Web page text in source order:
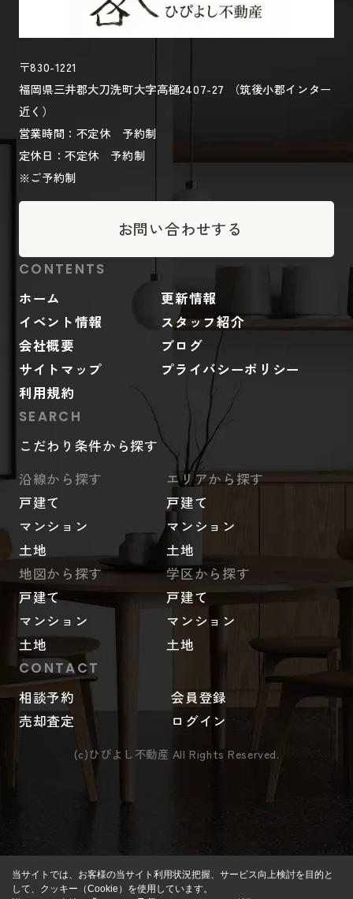
〒830-1221
福岡県三井郡大刀洗町大字高樋2407-27 （筑後小郡インター
近く）
営業時間：不定休 予約制
定休日：不定休 予約制
※ご予約制
お問い合わせする
CONTENTS
ホーム
更新情報
イベント情報
スタッフ紹介
会社概要
ブログ
サイトマップ
プライバシーポリシー
利用規約
SEARCH
こだわり条件から探す
沿線から探す
戸建て
マンション
土地
エリアから探す
戸建て
マンション
土地
地図から探す
戸建て
マンション
土地
学区から探す
戸建て
マンション
土地
CONTACT
相談予約
会員登録
売却査定
ログイン
(c)ひびよし不動産 All Rights Reserved.
当サイトでは、お客様の当サイト利用状況把握、サービス向上検討を目的と
して、クッキー（Cookie）を使用しています。